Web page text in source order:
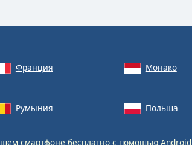
Франция Монако
Румыния Польша
смартфоне бесплатно с помощью Android